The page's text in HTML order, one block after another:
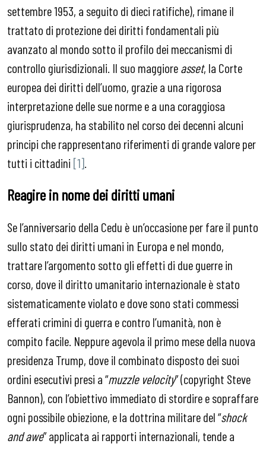
settembre 1953, a seguito di dieci ratifiche), rimane il
trattato di protezione dei diritti fondamentali più
avanzato al mondo sotto il profilo dei meccanismi di
controllo giurisdizionali. Il suo maggioreasset, la Corte
europea dei diritti dell’uomo, grazie a una rigorosa
interpretazione delle sue norme e a una coraggiosa
giurisprudenza, ha stabilito nel corso dei decenni alcuni
principi che rappresentano riferimenti di grande valore per
tutti i cittadini [1]
Reagire in nome dei diritti umani
Se l’anniversario della Cedu è un’occasione per fare il punto
sullo stato dei diritti umani in Europa e nel mondo,
trattare l’argomento sotto gli effetti di due guerre in
corso, dove il diritto umanitario internazionale è stato
sistematicamente violato e dove sono stati commessi
efferati crimini di guerra e contro l’umanità, non è
compito facile. Neppure agevola il primo mese della nuova
presidenza Trump, dove il combinato disposto dei suoi
ordini esecutivi presi a “muzzle velocity” (copyright Steve
Bannon), con l’obiettivo immediato di stordire e sopraffare
ogni possibile obiezione, e la dottrina militare del “shock
and awe” applicata ai rapporti internazionali, tende a